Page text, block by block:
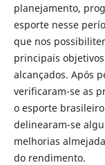
planejamento,
esporte nesse
que nos
principais
alcançados. Após
verificaram-se as
o esporte
delinearam-se
melhorias
do rendimento.